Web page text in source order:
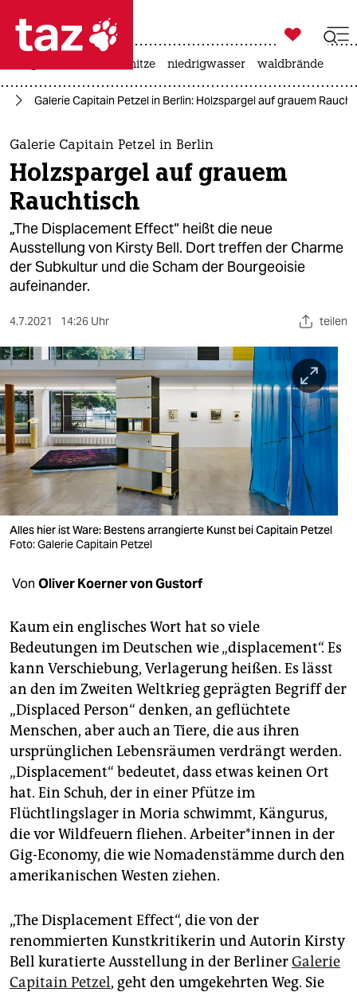
 taz zahl ich
taz zahl ich
themen
politik
öko
gesellschaft
kultur
sport
berlin
nord
wahrheit
verlag
verlag
veranstaltungen
fragen & hilfe
unterstützen
abo
genossenschaft
epaper login

taz zahl ich
hitze niedrigwasser waldbrände
Galerie Capitain Petzel in Berlin: Holzspargel auf grauem
Galerie Capitain Petzel in Berlin
Holzspargel auf grauem
Rauchtisch
„The Displacement Effect“ heißt die neue
Ausstellung von Kirsty Bell. Dort treffen der Charme
der Subkultur und die Scham der Bourgeoisie
aufeinander.
4.7.2021 14:26 Uhr teilen
Alles hier ist Ware: Bestens arrangierte Kunst bei Capitain Petzel
Foto: Galerie Capitain Petzel
Von Oliver Koerner von Gustorf
Kaum ein englisches Wort hat so viele
Bedeutungen im Deutschen wie „displacement“. Es
kann Verschiebung, Verlagerung heißen. Es lässt
an den im Zweiten Weltkrieg geprägten Begriff der
„Displaced Person“ denken, an geflüchtete
Menschen, aber auch an Tiere, die aus ihren
ursprünglichen Lebensräumen verdrängt werden.
„Displacement“ bedeutet, dass etwas keinen Ort
hat. Ein Schuh, der in einer Pfütze im
Flüchtlingslager in Moria schwimmt, Kängurus,
die vor Wildfeuern fliehen. Ar­bei­te­r*in­nen in der
Gig-Economy, die wie Nomadenstämme durch den
amerikanischen Westen ziehen.
„The Displacement Effect“, die von der
renommierten Kunstkritikerin und Autorin Kirsty
Bell kuratierte Ausstellung in der BerlinerGalerie
Capitain Petzel, geht den umgekehrten Weg. Sie